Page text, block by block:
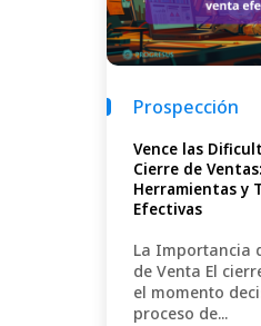
Prospección
Vence las
Cierre de Ventas:
Herramientas y
Efectivas
La Importancia
de Venta El
el momento
proceso de...